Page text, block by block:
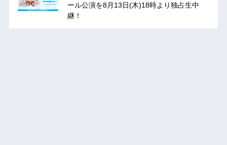
ール公演を8月13日(木)18時より独占生中
継！